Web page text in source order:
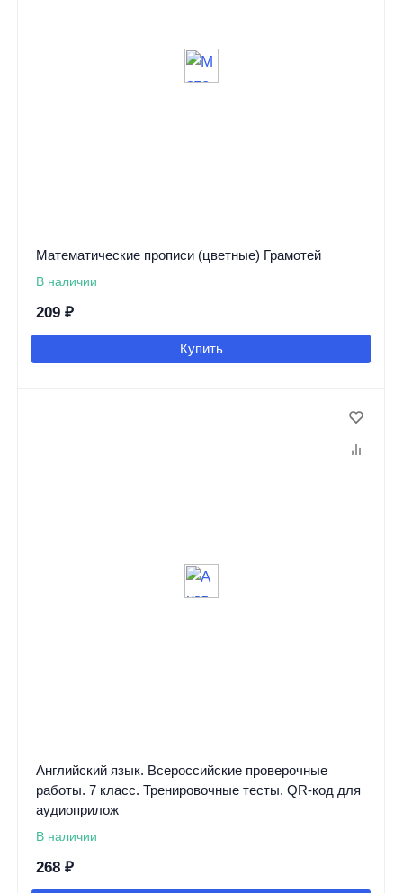
Математические прописи (цветные) Грамотей
В наличии
209 ₽
Купить
Английский язык. Всероссийские проверочные
работы. 7 класс. Тренировочные тесты. QR-код для
аудиоприлож
В наличии
268 ₽